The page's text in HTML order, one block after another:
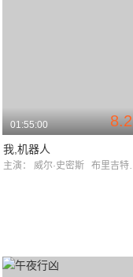
8.2
01:55:00
我,机器人
主演： 威尔·史密斯 布里吉特·莫伊纳汉